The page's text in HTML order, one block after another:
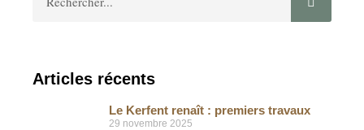
Articles récents
Le Kerfent renaît : premiers travaux
29 novembre 2025